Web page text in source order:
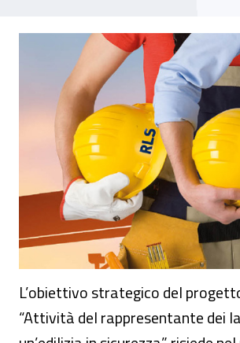
Evento di lancio -
L’obiettivo strategico del
“Attività del rappresentante dei